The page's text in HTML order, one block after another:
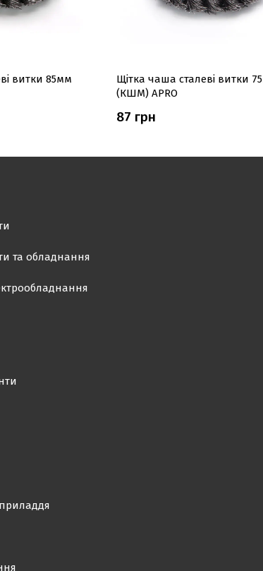
витки 85мм
Щітка чаша сталеві витки
(КШМ) APRO
87 грн
та обладнання